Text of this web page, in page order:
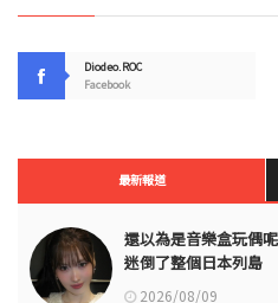
Diodeo.ROC
Facebook
最新報道
還以為是音樂盒玩偶
迷倒了整個日本列島
2026/08/09